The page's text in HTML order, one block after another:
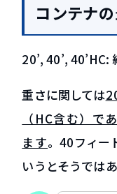
コンテナ
20’, 40’,
重さに関しては
（HC含む）で
ます。40フィー
いうとそうではあ